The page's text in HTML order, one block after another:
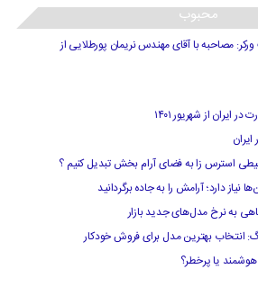
محبوب
ورکر: مصاحبه با آقای مهندس نریمان پورطلایی از
ایران از شهریور ۱۴۰۱
استرس زا به فضای آرام بخش تبدیل کنیم ؟
دارد؛ آرامش را به جاده برگردانید
به نرخ مدل‌های جدید بازار
انتخاب بهترین مدل برای فروش خودکار
هوشمند یا پرخطر؟